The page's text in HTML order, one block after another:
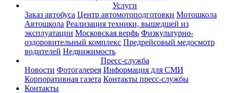
Услуги
Заказ автобуса Центр автомотоподготовки Мотошкола
Автошкола Реализация техники, вышедшей из
эксплуатации Московская верфь Физкультурно-
оздоровительный комплекс Предрейсовый медосмотр
водителей Недвижимость
Пресс-служба
Новости Фотогалерея Информация для СМИ
Корпоративная газета Контакты пресс-службы
Контакты